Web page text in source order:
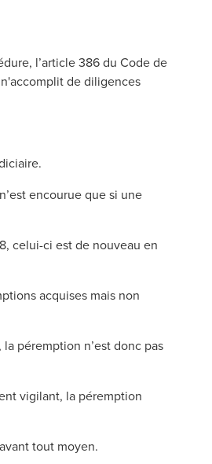
l’article 386 du Code de
de diligences
encourue que si une
celui-ci est de nouveau en
acquises mais non
péremption n’est donc pas
vigilant, la péremption
tout moyen.